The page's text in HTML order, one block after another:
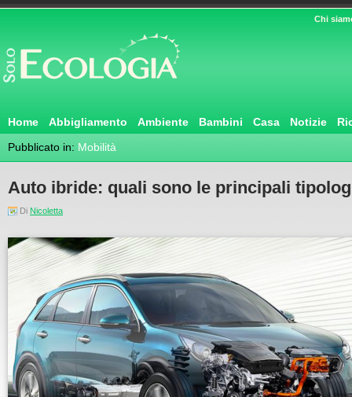
Chi
Home Abbigliamento Ambiente Bambini Casa Notizie
Pubblicato in: Mobilità
Auto ibride: quali sono le principali
Di Nicoletta